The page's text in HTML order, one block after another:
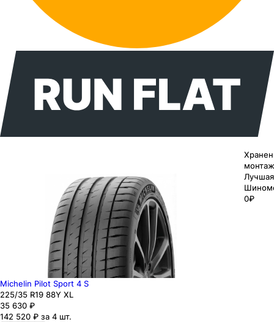
0₽
Michelin Pilot Sport 4 S
225/35 R19 88Y XL
35 630 ₽
142 520 ₽ за 4 шт.